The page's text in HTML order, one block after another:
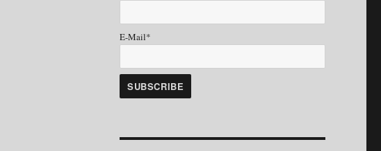
E-Mail*